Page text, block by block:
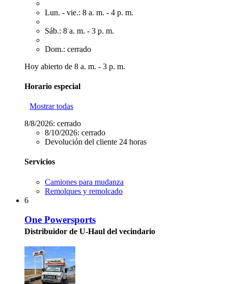
Lun. - vie.: 8 a. m. - 4 p. m.
Sáb.: 8 a. m. - 3 p. m.
Dom.: cerrado
Hoy abierto de 8 a. m. - 3 p. m.
Horario especial
Mostrar todas
8/8/2026: cerrado
8/10/2026: cerrado
Devolución del cliente 24 horas
Servicios
Camiones para mudanza
Remolques y remolcado
6
One Powersports
Distribuidor de U-Haul del vecindario